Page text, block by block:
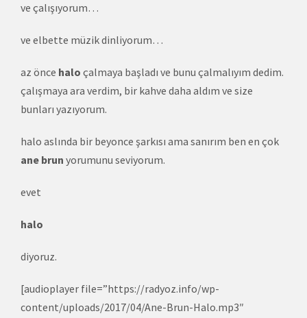
ve çalışıyorum…
ve elbette müzik dinliyorum…
az önce halo çalmaya başladı ve bunu çalmalıyım dedim.
çalışmaya ara verdim, bir kahve daha aldım ve size
bunları yazıyorum.
halo aslında bir beyonce şarkısı ama sanırım ben en çok
ane brun yorumunu seviyorum.
evet
halo
diyoruz.
[audioplayer file=”https://radyoz.info/wp-
content/uploads/2017/04/Ane-Brun-Halo.mp3″